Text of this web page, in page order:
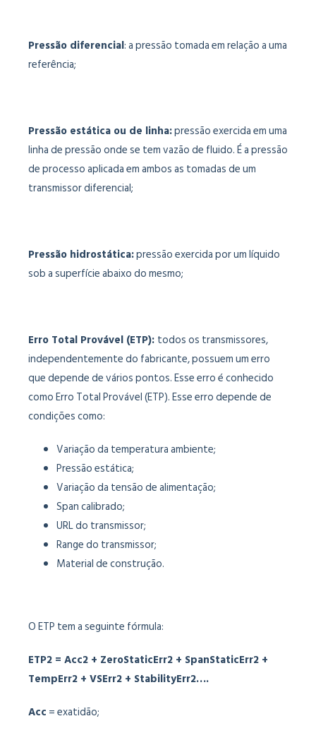
Pressão diferencial: a pressão tomada em relação a uma
referência;
Pressão estática ou de linha:pressão exercida em uma
linha de pressão onde se tem vazão de fluido. É a pressão
de processo aplicada em ambos as tomadas de um
transmissor diferencial;
Pressão hidrostática:pressão exercida por um líquido
sob a superfície abaixo do mesmo;
Erro Total Provável (ETP): todos os transmissores,
independentemente do fabricante, possuem um erro
que depende de vários pontos. Esse erro é conhecido
como Erro Total Provável (ETP). Esse erro depende de
condições como:
Variação da temperatura ambiente;
Pressão estática;
Variação da tensão de alimentação;
Span calibrado;
URL do transmissor;
Range do transmissor;
Material de construção.
O ETP tem a seguinte fórmula:
ETP2 = Acc2 + ZeroStaticErr2 + SpanStaticErr2 +
TempErr2 + VSErr2 + StabilityErr2….
Acc = exatidão;